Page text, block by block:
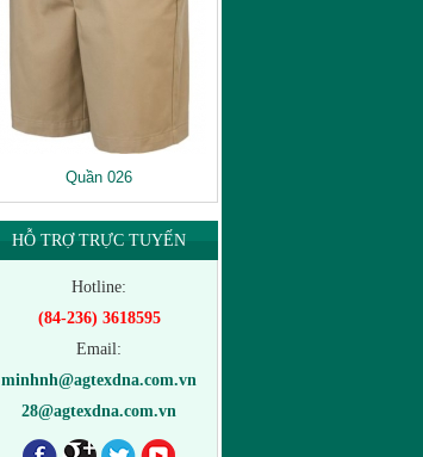
Quần 026
HỖ TRỢ TRỰC TUYẾN
Hotline:
(84-236) 3618595
Email:
minhnh@agtexdna.com.vn
28@agtexdna.com.vn